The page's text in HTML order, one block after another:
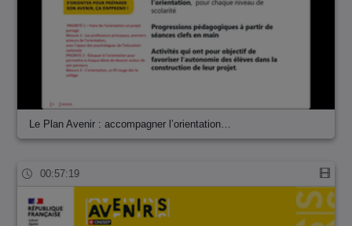
Le Plan Avenir : accompagner l’orientation…
00:57:19